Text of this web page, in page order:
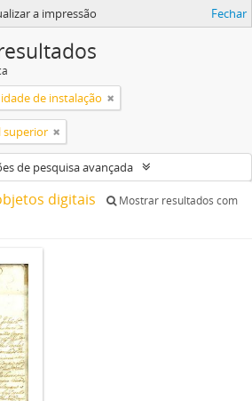
a impressão Fechar
de instalação
superior
de pesquisa avançada
digitais
Mostrar resultados com